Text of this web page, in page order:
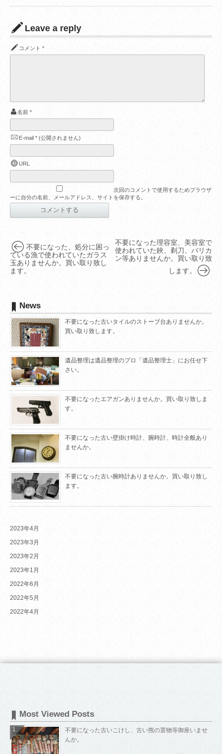
Leave a reply
コメント *
名前 *
E-mail * (公開されません)
URL
次回のコメントで使用するためブラウザ
ーに自分の名前、メールアドレス、サイトを保存する。
不要になった理容室、美容室で
使われていた鋏、剃刀、バリカ
ン等ありませんか。買い取り致
します。
不要になった、処分に困っ
ている漁で使われていたガラス
玉ありませんか。買い取り致し
ます。
News
不要になった古いタイルのストーブ台ありませんか。
買い取り致します。
遺品整理は遺品整理のプロ「遺品整理士」にお任せ下
さい。
不要になったエアガンありませんか。買い取り致しま
す。
不要になった古い壁掛け時計、腕時計、時計全般あり
ませんか。
不要になった古い腕時計ありませんか。買い取り致し
ます。
2023年4月
2023年3月
2023年2月
2023年1月
2022年6月
2022年5月
2022年4月
Most Viewed Posts
不要になった古いこけし、古い熊の置物等御座いませ
んか。
1